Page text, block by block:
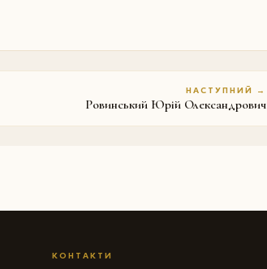
НАСТУПНИЙ →
Ровинський Юрій Олександрович
КОНТАКТИ